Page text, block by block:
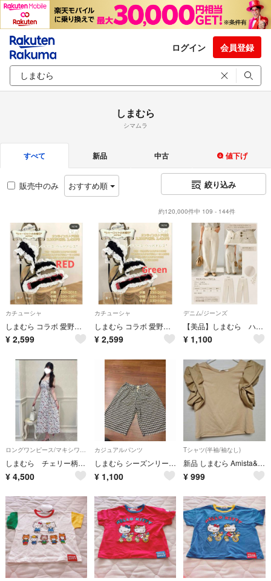
ログイン 会員登録
しまむら
シマムラ
すべて 新品 中古 値下げ
販売中のみ おすすめ順 絞り込み
約120,000件中 109 - 144件
カチューシャ
しまむら コラボ 愛野えり シャーロットの水曜日 赤 ヘッドドレス チェック柄
¥ 2,599
カチューシャ
しまむら コラボ 愛野えり シャーロットの水曜日 緑 ヘッドドレス チェック柄
¥ 2,599
デニム/ジーンズ
【美品】しまむら ハイウエスト デニム パンツ ジーンズ アイボリー Lサイズ
¥ 1,100
ロングワンピース/マキシワンピース
しまむら チェリー柄ワンピース
¥ 4,500
カジュアルパンツ
しまむら シーズンリーズン パンツ 4L
¥ 1,100
Tシャツ(半袖/袖なし)
新品 しまむら Amista&ASAMI パフスリーブ トップス サイズL
¥ 999